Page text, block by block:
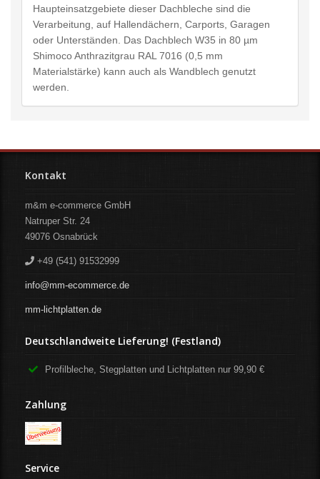
Haupteinsatzgebiete dieser Dachbleche sind die
Verarbeitung, auf Hallendächern, Carports, Garagen
oder Unterständen. Das Dachblech W35 in 80 µm
Shimoco Anthrazitgrau RAL 7016 (0,5 mm
Materialstärke) kann auch als Wandblech genutzt
werden.
Kontakt
m&m e-commerce GmbH
Natruper Str. 24
49076 Osnabrück
+49 (541) 91532999
info@mm-ecommerce.de
mm-lichtplatten.de
Deutschlandweite Lieferung! (Festland)
Profilbleche, Stegplatten und Lichtplatten nur 99,90 €
Zahlung
Service